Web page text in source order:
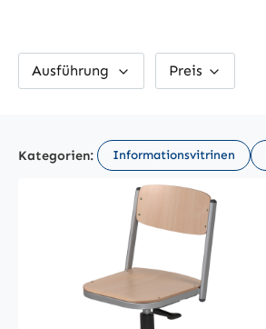
Ausführung Preis
Kategorien: Informationsvitrinen